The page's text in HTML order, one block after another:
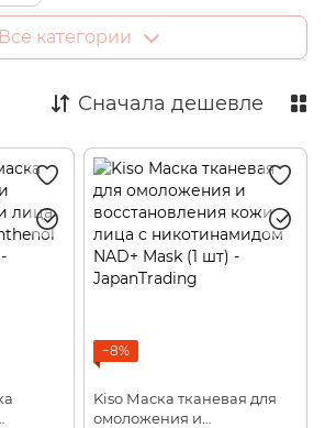
действия
маски
лифтинг-маски
Маски от пигментации
маски
Все категории
Сначала дешевле
−8%
Kiso Маска тканевая для
омоложения и